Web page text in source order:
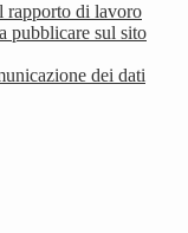
rapporto di lavoro
pubblicare sul sito
dei dati